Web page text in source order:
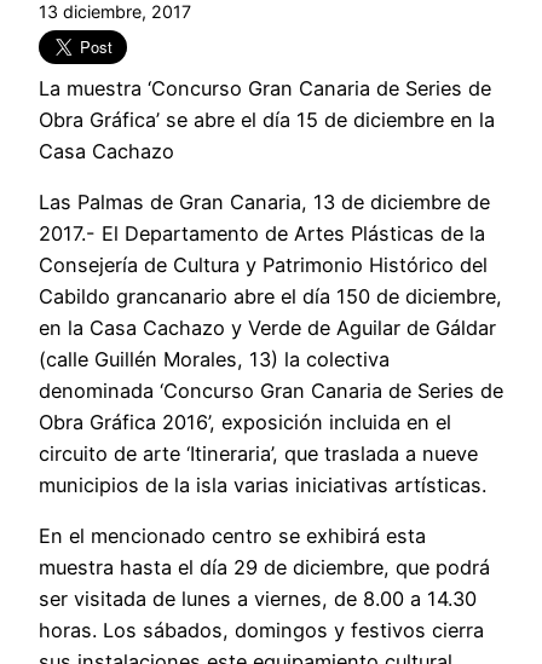
13 diciembre, 2017
La muestra ‘Concurso Gran Canaria de Series de
Obra Gráfica’ se abre el día 15 de diciembre en la
Casa Cachazo
Las Palmas de Gran Canaria, 13 de diciembre de
2017.- El Departamento de Artes Plásticas de la
Consejería de Cultura y Patrimonio Histórico del
Cabildo grancanario abre el día 150 de diciembre,
en la Casa Cachazo y Verde de Aguilar de Gáldar
(calle Guillén Morales, 13) la colectiva
denominada ‘Concurso Gran Canaria de Series de
Obra Gráfica 2016’, exposición incluida en el
circuito de arte ‘Itineraria’, que traslada a nueve
municipios de la isla varias iniciativas artísticas.
En el mencionado centro se exhibirá esta
muestra hasta el día 29 de diciembre, que podrá
ser visitada de lunes a viernes, de 8.00 a 14.30
horas. Los sábados, domingos y festivos cierra